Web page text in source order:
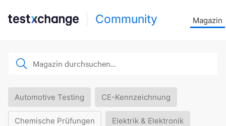
Community Magazin
Automotive Testing CE-Kennzeichnung
Chemische Prüfungen Elektrik & Elektronik